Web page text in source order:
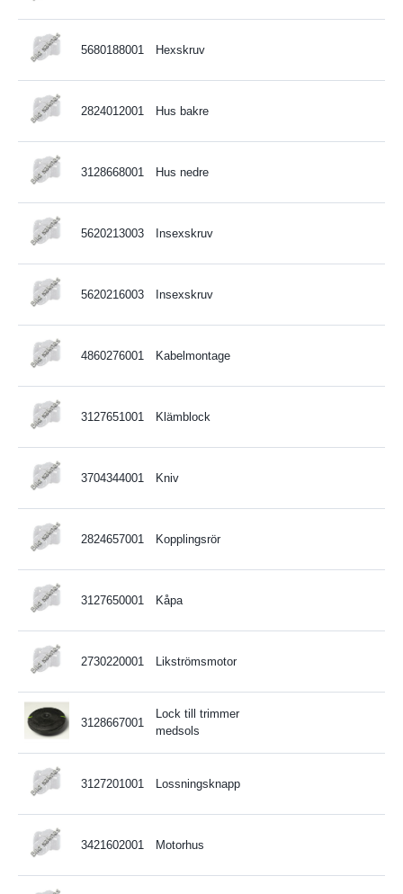
5680188001 Hexskruv
2824012001 Hus bakre
3128668001 Hus nedre
5620213003 Insexskruv
5620216003 Insexskruv
4860276001 Kabelmontage
3127651001 Klämblock
3704344001 Kniv
2824657001 Kopplingsrör
3127650001 Kåpa
2730220001 Likströmsmotor
3128667001
Lock till trimmer
medsols
3127201001 Lossningsknapp
3421602001 Motorhus